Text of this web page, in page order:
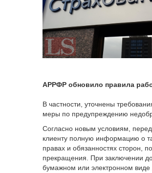
АРРФР обновило правила
В частности, уточнены
меры по предупреждению
Согласно новым условиям,
клиенту полную информацию о
правах и обязанностях сторон,
прекращения. При заключении
бумажном или электронном